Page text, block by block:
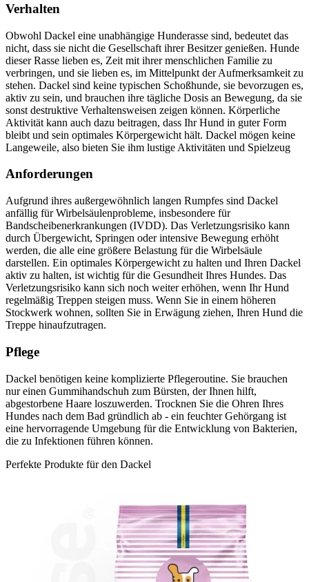
Verhalten
Obwohl Dackel eine unabhängige Hunderasse sind, bedeutet das
nicht, dass sie nicht die Gesellschaft ihrer Besitzer genießen. Hunde
dieser Rasse lieben es, Zeit mit ihrer menschlichen Familie zu
verbringen, und sie lieben es, im Mittelpunkt der Aufmerksamkeit zu
stehen. Dackel sind keine typischen Schoßhunde, sie bevorzugen es,
aktiv zu sein, und brauchen ihre tägliche Dosis an Bewegung, da sie
sonst destruktive Verhaltensweisen zeigen können. Körperliche
Aktivität kann auch dazu beitragen, dass Ihr Hund in guter Form
bleibt und sein optimales Körpergewicht hält. Dackel mögen keine
Langeweile, also bieten Sie ihm lustige Aktivitäten und Spielzeug
Anforderungen
Aufgrund ihres außergewöhnlich langen Rumpfes sind Dackel
anfällig für Wirbelsäulenprobleme, insbesondere für
Bandscheibenerkrankungen (IVDD). Das Verletzungsrisiko kann
durch Übergewicht, Springen oder intensive Bewegung erhöht
werden, die alle eine größere Belastung für die Wirbelsäule
darstellen. Ein optimales Körpergewicht zu halten und Ihren Dackel
aktiv zu halten, ist wichtig für die Gesundheit Ihres Hundes. Das
Verletzungsrisiko kann sich noch weiter erhöhen, wenn Ihr Hund
regelmäßig Treppen steigen muss. Wenn Sie in einem höheren
Stockwerk wohnen, sollten Sie in Erwägung ziehen, Ihren Hund die
Treppe hinaufzutragen.
Pflege
Dackel benötigen keine komplizierte Pflegeroutine. Sie brauchen
nur einen Gummihandschuh zum Bürsten, der Ihnen hilft,
abgestorbene Haare loszuwerden. Trocknen Sie die Ohren Ihres
Hundes nach dem Bad gründlich ab - ein feuchter Gehörgang ist
eine hervorragende Umgebung für die Entwicklung von Bakterien,
die zu Infektionen führen können.
Perfekte Produkte für den Dackel